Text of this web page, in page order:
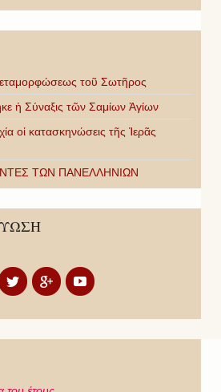
τοῦ Σωτῆρος
ἡ Σύναξις τῶν Σαμίων Ἁγίων
οἱ κατασκηνώσεις τῆς Ἱερᾶς
ΤΩΝ ΠΑΝΕΛΛΗΝΙΩΝ